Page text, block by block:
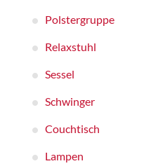
Polstergruppe
Relaxstuhl
Sessel
Schwinger
Couchtisch
Lampen